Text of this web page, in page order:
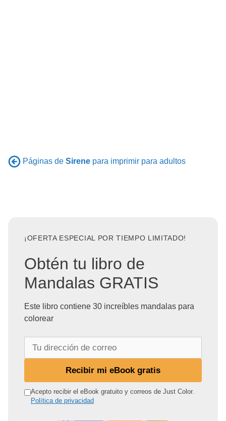
Páginas de Sirene para imprimir para adultos
¡OFERTA ESPECIAL POR TIEMPO LIMITADO!
Obtén tu libro de
Mandalas GRATIS
Este libro contiene 30 increíbles mandalas para
colorear
r
Recibir mi eBook gratis
Acepto recibir el eBook gratuito y correos de Just Color.
Política de privacidad